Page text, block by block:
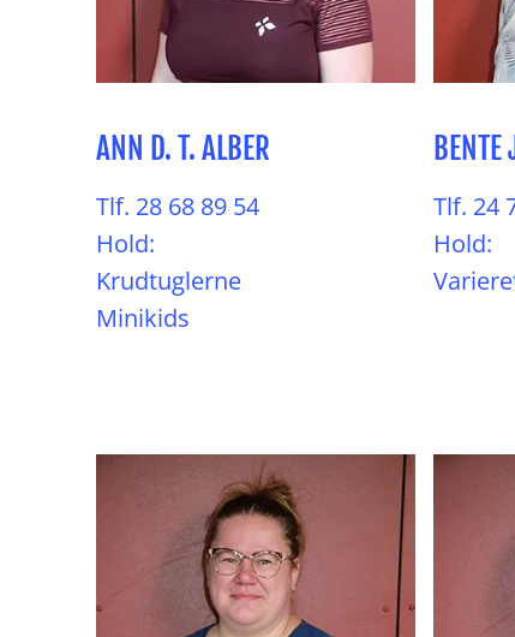
ANN D. T. ALBER
Tlf. 28 68 89 54
Hold:
Krudtuglerne
Minikids
BENTE
Tlf. 24
Hold: